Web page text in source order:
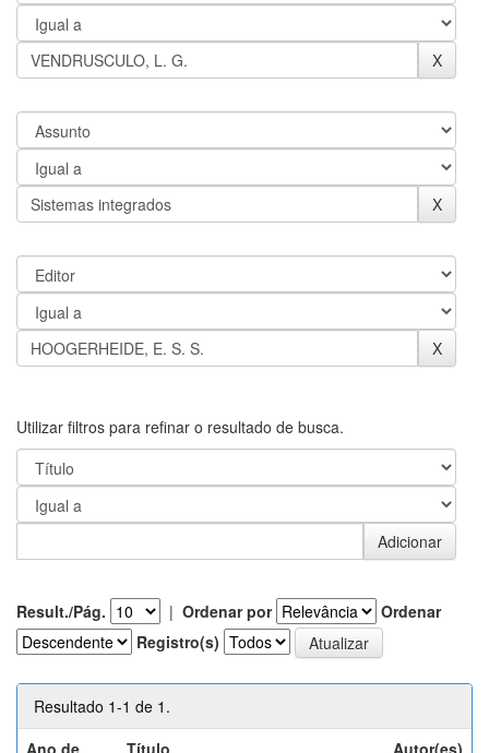
Utilizar filtros para refinar o resultado de busca.
Result./Pág. | Ordenar por
Ordenar
Registro(s)
Resultado 1-1 de 1.
Ano de
Título Autor(es)